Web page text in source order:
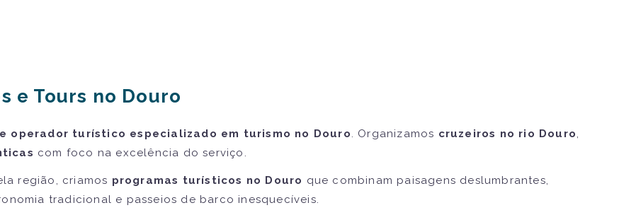
e Tours no Douro
operador turístico especializado em turismo no Douro. Organizamos cruzeiros no rio Douro,
com foco na excelência do serviço.
região, criamos programas turísticos no Douro que combinam paisagens deslumbrantes,
tradicional e passeios de barco inesquecíveis.